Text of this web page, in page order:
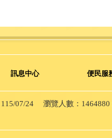
訊息中心 便民服
07/24 瀏覽人數：